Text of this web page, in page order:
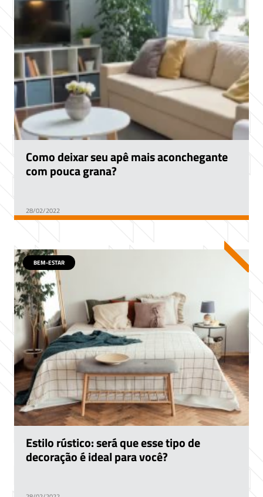
Como deixar seu apê mais aconchegante
com pouca grana?
28/02/2022
Estilo rústico: será que esse tipo de
decoração é ideal para você?
BEM-ESTAR